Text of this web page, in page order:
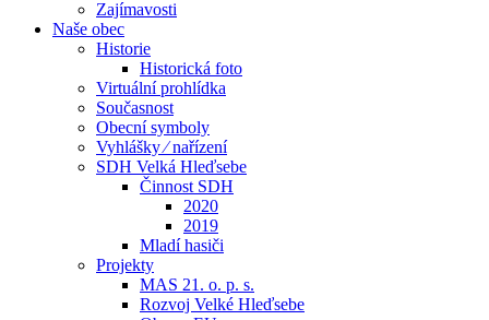
Zajímavosti
Naše obec
Historie
Historická foto
Virtuální prohlídka
Současnost
Obecní symboly
Vyhlášky ⁄ nařízení
SDH Velká Hleďsebe
Činnost SDH
2020
2019
Mladí hasiči
Projekty
MAS 21. o. p. s.
Rozvoj Velké Hleďsebe